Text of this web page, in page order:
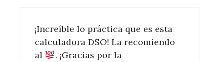
¡Increíble lo práctica que es esta
calculadora DSO! La recomiendo
al
. ¡Gracias por la